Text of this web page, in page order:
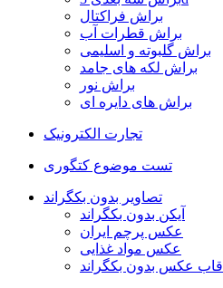
براش فراکتال
براش قطرات آب
براش گلبوته و اسلیمی
براش لکه های جامد
براش نور
براش های دایره ای
تجارت الکترونیک
تست موضوع کتگوری
تصاویر بدون بکگراند
آیکن بدون بکگراند
عکس پرچم ایران
عکس مواد غذایی
قاب عکس بدون بکگراند